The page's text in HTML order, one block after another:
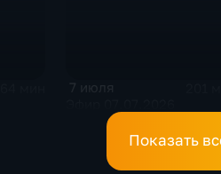
7 июля
Показать